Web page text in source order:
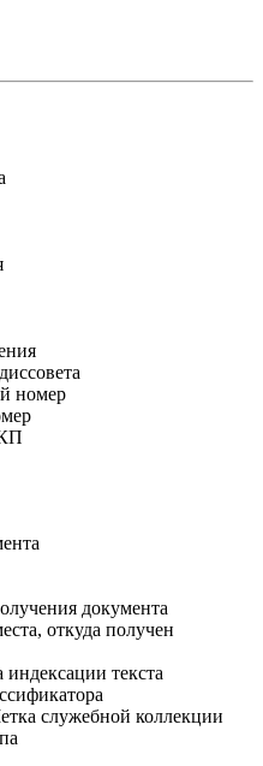
номер
документа
откуда получен
текста
служебной коллекции